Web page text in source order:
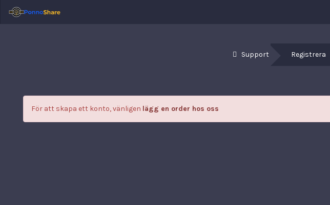
Support Registrera
För att skapa ett konto, vänligen lägg en order hos oss